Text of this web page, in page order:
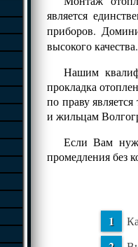
является
приборов.
высокого качества.
Нашим
прокладка
по праву
и жильцам
Если Вам
промедления без